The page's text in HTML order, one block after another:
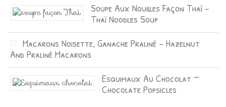
Soupe Aux Nouilles Façon Thaï –
Thaï Noodles Soup
Macarons Noisette, Ganache Praliné – Hazelnut
And Praliné Macarons
Esquimaux Au Chocolat ~
Chocolate Popsicles